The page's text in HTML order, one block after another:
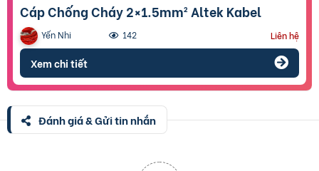
Cáp Chống Cháy 2×1.5mm² Altek Kabel
Yến Nhi 142 Liên hệ
Xem chi tiết
Đánh giá & Gửi tin nhắn